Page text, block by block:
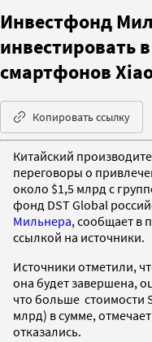
Инвестфонд
инвестировать
смартфонов
Копировать ссылку
Китайский
переговоры о
около $1,5 млрд с
фонд DST Global
Мильнера, сообщает в
ссылкой на источники.
Источники отметили,
она будет завершена,
что больше стоимости
млрд) в сумме,
отказались.